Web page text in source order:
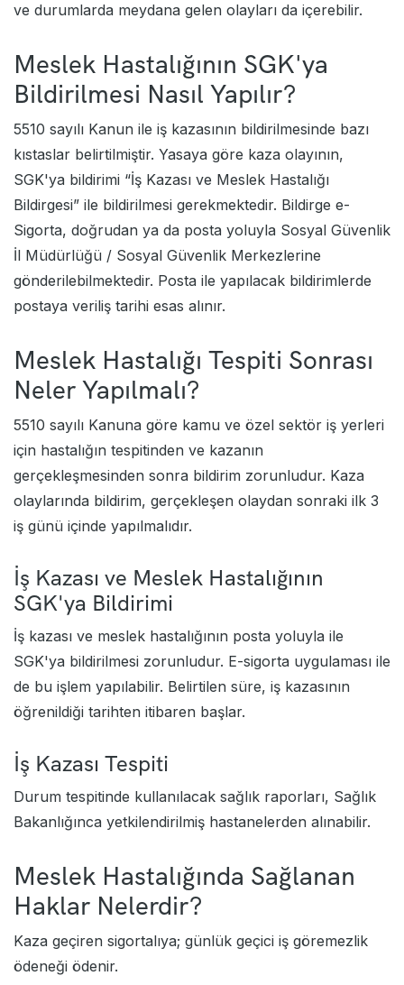
ve durumlarda meydana gelen olayları da içerebilir.
Meslek Hastalığının SGK'ya
Bildirilmesi Nasıl Yapılır?
5510 sayılı Kanun ile iş kazasının bildirilmesinde bazı
kıstaslar belirtilmiştir. Yasaya göre kaza olayının,
SGK'ya bildirimi “İş Kazası ve Meslek Hastalığı
Bildirgesi” ile bildirilmesi gerekmektedir. Bildirge e-
Sigorta, doğrudan ya da posta yoluyla Sosyal Güvenlik
İl Müdürlüğü / Sosyal Güvenlik Merkezlerine
gönderilebilmektedir. Posta ile yapılacak bildirimlerde
postaya veriliş tarihi esas alınır.
Meslek Hastalığı Tespiti Sonrası
Neler Yapılmalı?
5510 sayılı Kanuna göre kamu ve özel sektör iş yerleri
için hastalığın tespitinden ve kazanın
gerçekleşmesinden sonra bildirim zorunludur. Kaza
olaylarında bildirim, gerçekleşen olaydan sonraki ilk 3
iş günü içinde yapılmalıdır.
İş Kazası ve Meslek Hastalığının
SGK'ya Bildirimi
İş kazası ve meslek hastalığının posta yoluyla ile
SGK'ya bildirilmesi zorunludur. E-sigorta uygulaması ile
de bu işlem yapılabilir. Belirtilen süre, iş kazasının
öğrenildiği tarihten itibaren başlar.
İş Kazası Tespiti
Durum tespitinde kullanılacak sağlık raporları, Sağlık
Bakanlığınca yetkilendirilmiş hastanelerden alınabilir.
Meslek Hastalığında Sağlanan
Haklar Nelerdir?
Kaza geçiren sigortalıya; günlük geçici iş göremezlik
ödeneği ödenir.